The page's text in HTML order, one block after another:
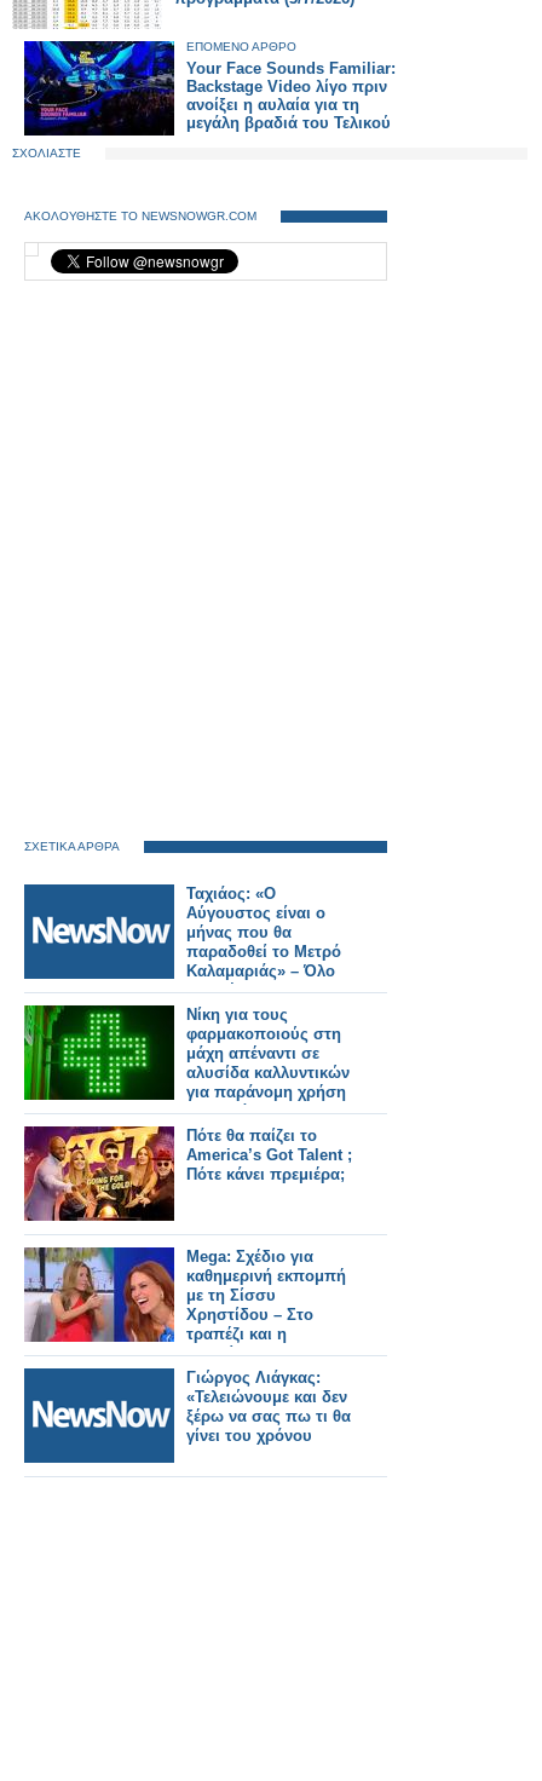
ΕΠΟΜΕΝΟ ΑΡΘΡΟ
Your Face Sounds Familiar:
Backstage Video λίγο πριν
ανοίξει η αυλαία για τη
μεγάλη βραδιά του Τελικού
ΣΧΟΛΙΑΣΤΕ
ΑΚΟΛΟΥΘΗΣΤΕ ΤΟ NEWSNOWGR.COM
ΣΧΕΤΙΚΑ ΑΡΘΡΑ
Ταχιάος: «Ο
Αύγουστος είναι ο
μήνας που θα
παραδοθεί το Μετρό
Καλαμαριάς» – Όλο
το σχέδιο για τις
επεκτάσεις στη
δυτική Θεσσαλονίκη.
Νίκη για τους
φαρμακοποιούς στη
μάχη απέναντι σε
αλυσίδα καλλυντικών
για παράνομη χρήση
του πράσινου
σταυρού
Πότε θα παίζει το
America’s Got Talent ;
Πότε κάνει πρεμιέρα;
Mega: Σχέδιο για
καθημερινή εκπομπή
με τη Σίσσυ
Χρηστίδου – Στο
τραπέζι και η
μετακίνηση της
Αναστασίας Γιάμαλη
Γιώργος Λιάγκας:
«Τελειώνουμε και δεν
ξέρω να σας πω τι θα
γίνει του χρόνου